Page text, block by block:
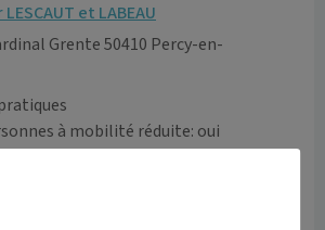
et LABEAU
Grente 50410 Percy-en-
à mobilité réduite: oui